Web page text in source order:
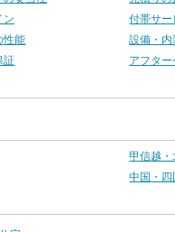
ン
付帯サー
性能
設備・内
証
アフター
甲信越・
中国・四